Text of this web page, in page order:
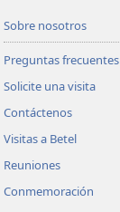
Sobre nosotros
Preguntas frecuentes
Solicite una visita
Contáctenos
Visitas a Betel
Reuniones
Conmemoración